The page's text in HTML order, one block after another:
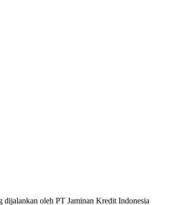
dijalankan oleh PT Jaminan Kredit Indonesia